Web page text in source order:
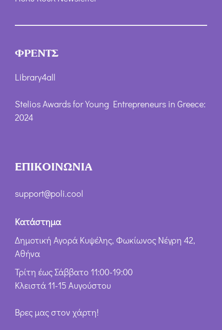
ΦΡΕΝΤΣ
Library4all
Stelios Awards for Young Entrepreneurs in Greece:
2024
ΕΠΙΚΟΙΝΩΝΙΑ
support@poli.cool
Κατάστημα
Δημοτική Αγορά Κυψέλης, Φωκίωνος Νέγρη 42,
Αθήνα
Τρίτη έως Σάββατο 11:00-19:00
Κλειστά 11-15 Αυγούστου
Βρες μας στον χάρτη!